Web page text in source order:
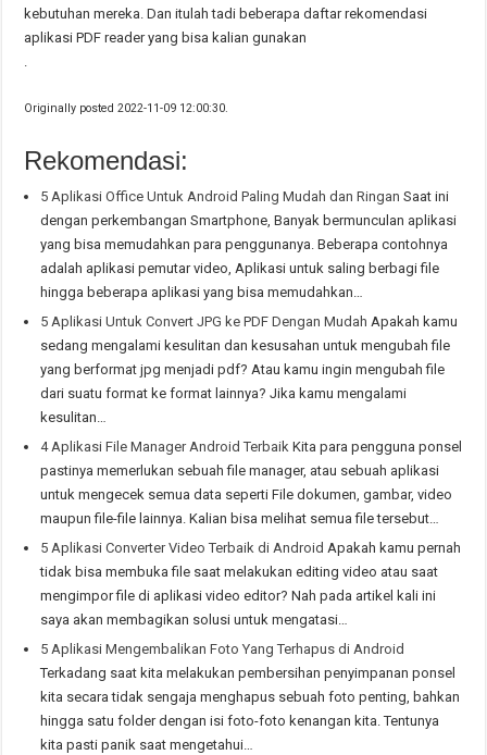
kebutuhan mereka. Dan itulah tadi beberapa daftar rekomendasi
aplikasi PDF reader yang bisa kalian gunakan
Originally posted 2022-11-09 12:00:30.
Rekomendasi:
5 Aplikasi Office Untuk Android Paling Mudah dan Ringan Saat ini
dengan perkembangan Smartphone, Banyak bermunculan aplikasi
yang bisa memudahkan para penggunanya. Beberapa contohnya
adalah aplikasi pemutar video, Aplikasi untuk saling berbagi file
hingga beberapa aplikasi yang bisa memudahkan…
5 Aplikasi Untuk Convert JPG ke PDF Dengan Mudah Apakah kamu
sedang mengalami kesulitan dan kesusahan untuk mengubah file
yang berformat jpg menjadi pdf? Atau kamu ingin mengubah file
dari suatu format ke format lainnya? Jika kamu mengalami
kesulitan…
4 Aplikasi File Manager Android Terbaik Kita para pengguna ponsel
pastinya memerlukan sebuah file manager, atau sebuah aplikasi
untuk mengecek semua data seperti File dokumen, gambar, video
maupun file-file lainnya. Kalian bisa melihat semua file tersebut…
5 Aplikasi Converter Video Terbaik di Android Apakah kamu pernah
tidak bisa membuka file saat melakukan editing video atau saat
mengimpor file di aplikasi video editor? Nah pada artikel kali ini
saya akan membagikan solusi untuk mengatasi…
5 Aplikasi Mengembalikan Foto Yang Terhapus di Android
Terkadang saat kita melakukan pembersihan penyimpanan ponsel
kita secara tidak sengaja menghapus sebuah foto penting, bahkan
hingga satu folder dengan isi foto-foto kenangan kita. Tentunya
kita pasti panik saat mengetahui…